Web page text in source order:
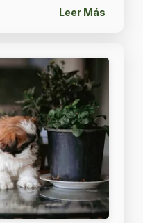
Leer Más